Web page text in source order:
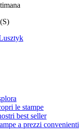
le stampe
best seller
a prezzi convenienti